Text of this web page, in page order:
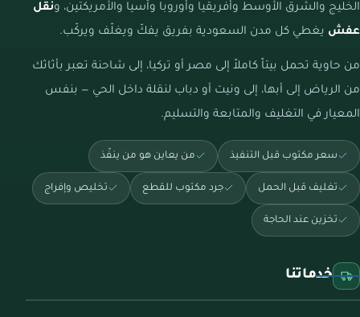
الخليج والشرق الأوسط وأفريقيا وأوروبا وآسيا والأمريكتين، ونقل
عفش يغطي كل مدن السعودية بفريق يفكّ ويغلّف ويركّب.
من حاوية تحمل بيتاً كاملاً إلى مصر أو تركيا، إلى شاحنة تعبر بأثاثك
من الرياض إلى أبها، إلى ونيت أو دباب لنقلة داخل الحي — بنفس
المعيار في التغليف والمتابعة والتسليم.
سعر مكتوب قبل التنفيذ من يعاين هو من ينفّذ
تغليف قبل الحمل جرد مكتوب للقطع تخليص وإفراج
تخزين عند الحاجة
خدماتنا